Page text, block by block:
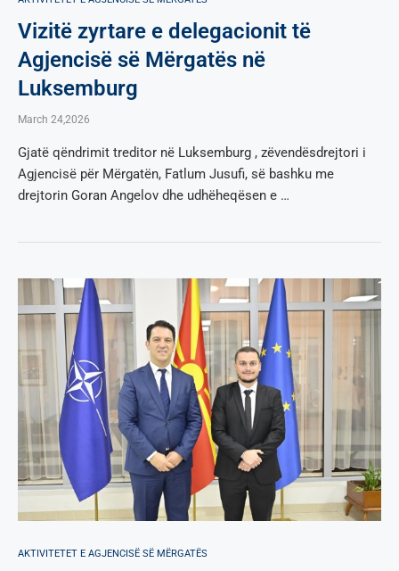
Vizitë zyrtare e delegacionit të
Agjencisë së Mërgatës në
Luksemburg
March 24,2026
Gjatë qëndrimit treditor në Luksemburg , zëvendësdrejtori i
Agjencisë për Mërgatën, Fatlum Jusufi, së bashku me
drejtorin Goran Angelov dhe udhëheqësen e …
AKTIVITETET E AGJENCISË SË МËRGATËS